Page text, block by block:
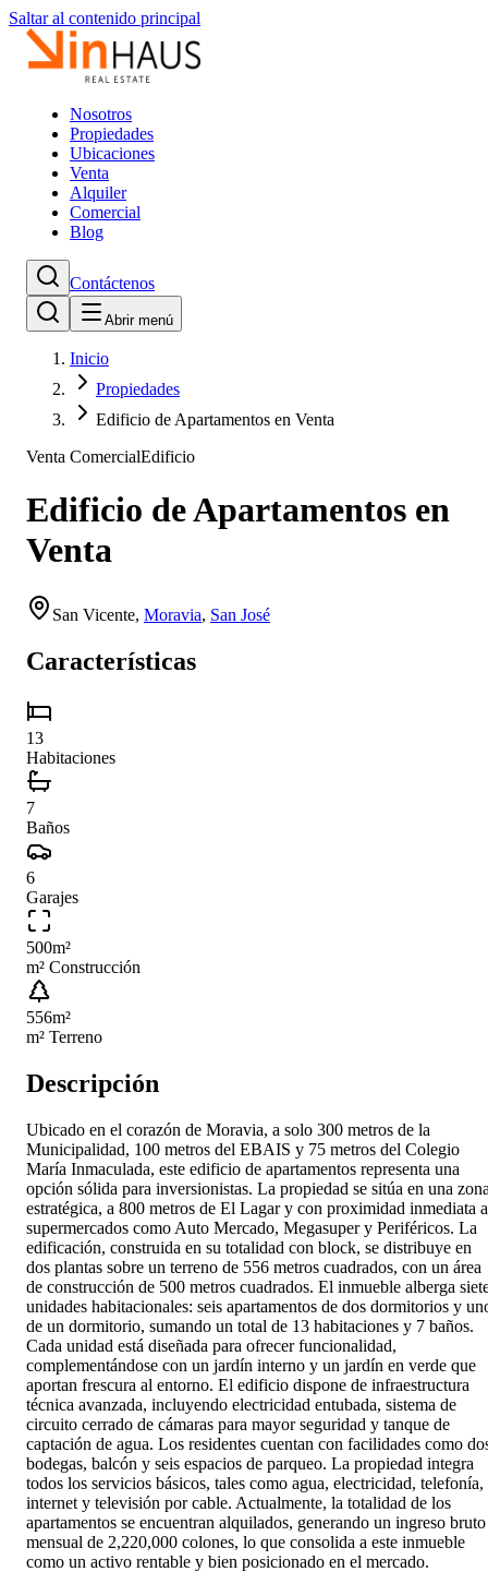
Saltar al contenido principal
Nosotros
Propiedades
Ubicaciones
Venta
Alquiler
Comercial
Blog
Contáctenos
Abrir menú
Inicio
Propiedades
Edificio de Apartamentos en Venta
Venta ComercialEdificio
Edificio de Apartamentos en
Venta
San Vicente, Moravia, San José
Características
13
Habitaciones
7
Baños
6
Garajes
500m²
m² Construcción
556m²
m² Terreno
Descripción
Ubicado en el corazón de Moravia, a solo 300 metros de la
Municipalidad, 100 metros del EBAIS y 75 metros del Colegio
María Inmaculada, este edificio de apartamentos representa una
opción sólida para inversionistas. La propiedad se sitúa en una
estratégica, a 800 metros de El Lagar y con proximidad inmediata a
supermercados como Auto Mercado, Megasuper y Periféricos. La
edificación, construida en su totalidad con block, se distribuye en
dos plantas sobre un terreno de 556 metros cuadrados, con un área
de construcción de 500 metros cuadrados. El inmueble alberga
unidades habitacionales: seis apartamentos de dos dormitorios y
de un dormitorio, sumando un total de 13 habitaciones y 7 baños.
Cada unidad está diseñada para ofrecer funcionalidad,
complementándose con un jardín interno y un jardín en verde que
aportan frescura al entorno. El edificio dispone de infraestructura
técnica avanzada, incluyendo electricidad entubada, sistema de
circuito cerrado de cámaras para mayor seguridad y tanque de
captación de agua. Los residentes cuentan con facilidades como
bodegas, balcón y seis espacios de parqueo. La propiedad integra
todos los servicios básicos, tales como agua, electricidad, telefonía,
internet y televisión por cable. Actualmente, la totalidad de los
apartamentos se encuentran alquilados, generando un ingreso bruto
mensual de 2,220,000 colones, lo que consolida a este inmueble
como un activo rentable y bien posicionado en el mercado.